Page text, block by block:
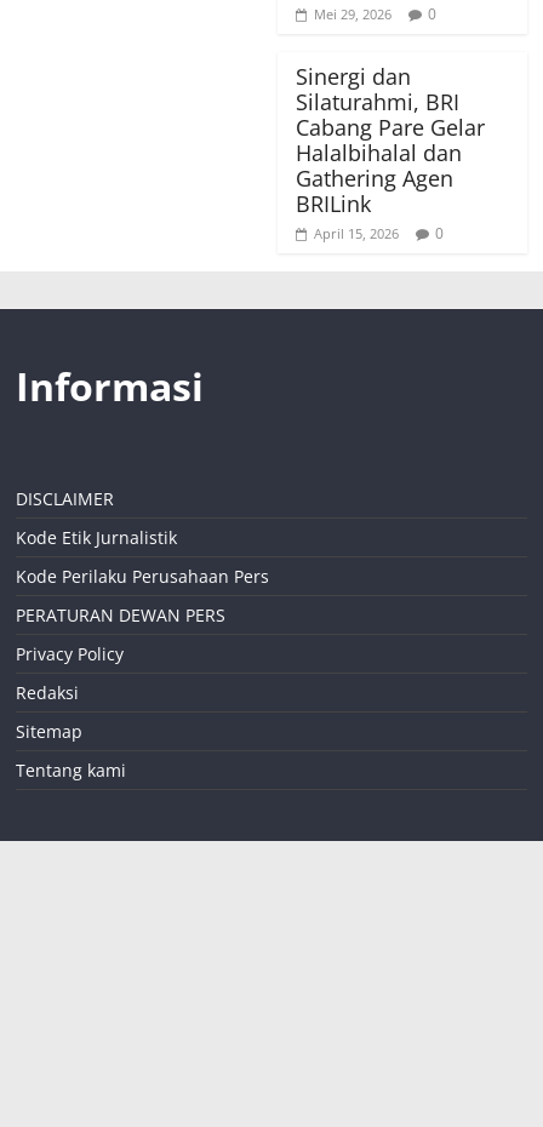
Mei 29, 2026 0
Sinergi dan
Silaturahmi, BRI
Cabang Pare Gelar
Halalbihalal dan
Gathering Agen
BRILink
April 15, 2026 0
Informasi
DISCLAIMER
Kode Etik Jurnalistik
Kode Perilaku Perusahaan Pers
PERATURAN DEWAN PERS
Privacy Policy
Redaksi
Sitemap
Tentang kami